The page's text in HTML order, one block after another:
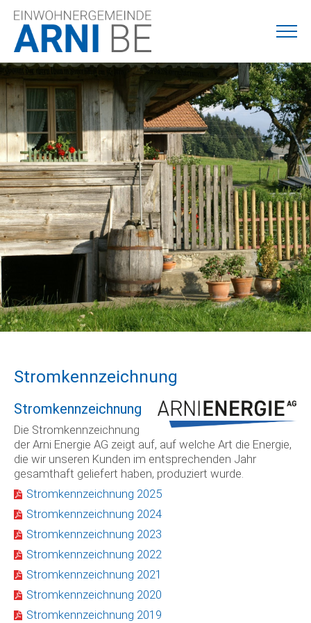
Stromkennzeichnung
Stromkennzeichnung
Die Stromkennzeichnung
der Arni Energie AG zeigt auf, auf welche Art die Energie,
die wir unseren Kunden im entsprechenden Jahr
gesamthaft geliefert haben, produziert wurde.
Stromkennzeichnung 2025
Stromkennzeichnung 2024
Stromkennzeichnung 2023
Stromkennzeichnung 2022
Stromkennzeichnung 2021
Stromkennzeichnung 2020
Stromkennzeichnung 2019